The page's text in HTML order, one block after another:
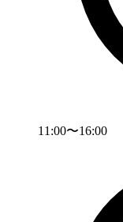
11:00〜16:00